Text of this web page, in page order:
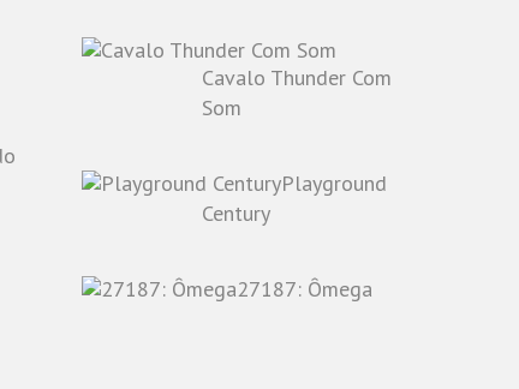
Cavalo Thunder Com
Som
Playground
Century
27187: Ômega